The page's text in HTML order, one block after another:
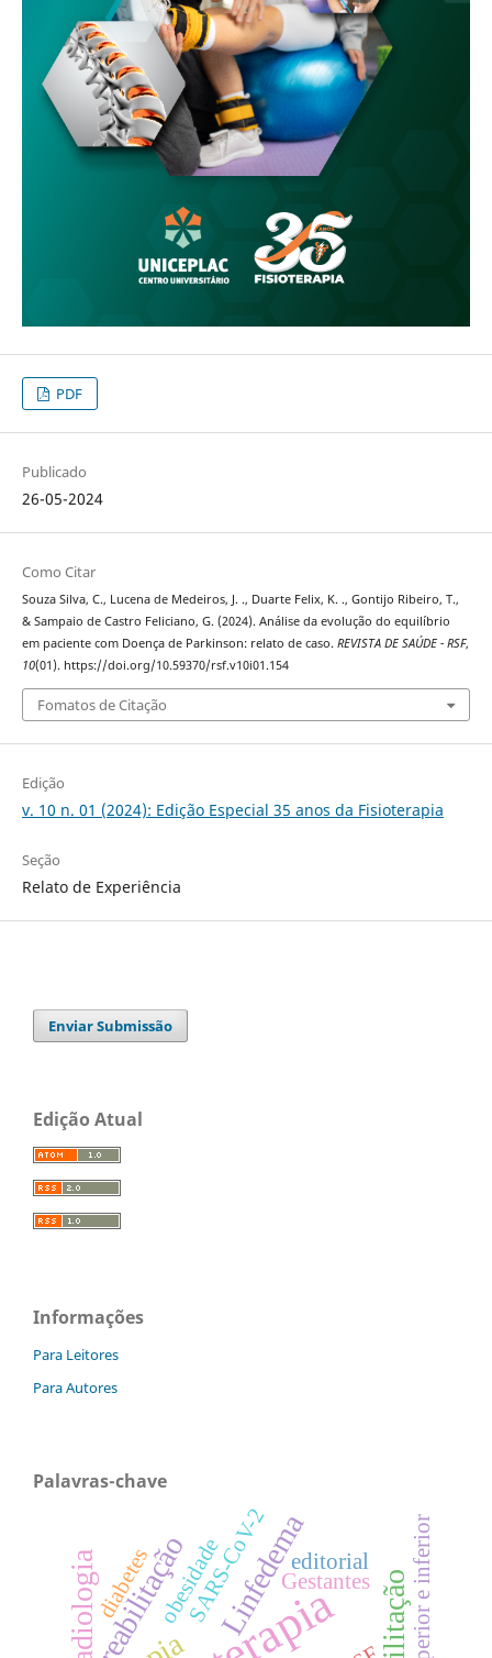
PDF
Publicado
26-05-2024
Como Citar
Souza Silva, C., Lucena de Medeiros, J. ., Duarte Felix, K. ., Gontijo Ribeiro, T.,
& Sampaio de Castro Feliciano, G. (2024). Análise da evolução do equilíbrio
em paciente com Doença de Parkinson: relato de caso. REVISTA DE SAÚDE - RSF,
10(01). https://doi.org/10.59370/rsf.v10i01.154
Fomatos de Citação
Edição
v. 10 n. 01 (2024): Edição Especial 35 anos da Fisioterapia
Seção
Relato de Experiência
Enviar Submissão
Edição Atual
Informações
Para Leitores
Para Autores
Palavras-chave
Linfedema
reabilitação
radiologia SARS-CoV-2
obesidade Gestantes
editorial
diabetes